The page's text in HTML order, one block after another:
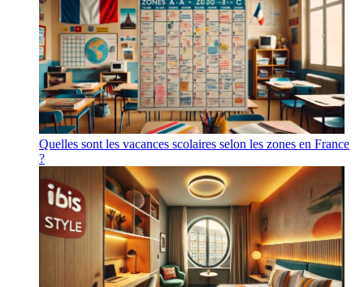
Quelles sont les vacances scolaires selon les zones en France
?